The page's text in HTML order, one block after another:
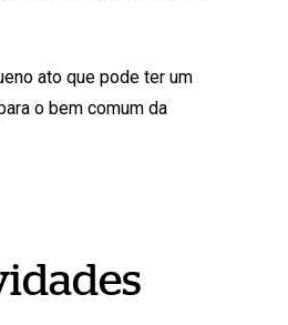
ato que pode ter um
o bem comum da